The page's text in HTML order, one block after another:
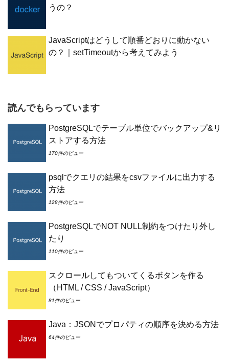
うの？
JavaScriptはどうして順番どおりに動かない
の？｜setTimeoutから考えてみよう
読んでもらっています
PostgreSQLでテーブル単位でバックアップ&リ
ストアする方法
170件のビュー
psqlでクエリの結果をcsvファイルに出力する
方法
128件のビュー
PostgreSQLでNOT NULL制約をつけたり外し
たり
110件のビュー
スクロールしてもついてくるボタンを作る
（HTML / CSS / JavaScript）
81件のビュー
Java：JSONでプロパティの順序を決める方法
64件のビュー